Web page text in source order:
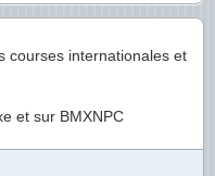
courses internationales et
et sur BMXNPC